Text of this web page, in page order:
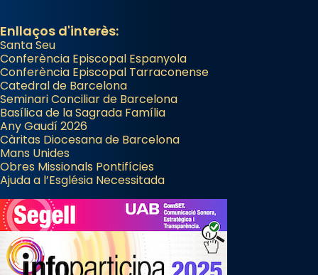
Enllaços d'interès:
Santa Seu
Conferència Episcopal Espanyola
Conferència Episcopal Tarraconense
Catedral de Barcelona
Seminari Conciliar de Barcelona
Basílica de la Sagrada Família
Any Gaudí 2026
Càritas Diocesana de Barcelona
Mans Unides
Obres Missionals Pontifícies
Ajuda a l’Església Necessitada